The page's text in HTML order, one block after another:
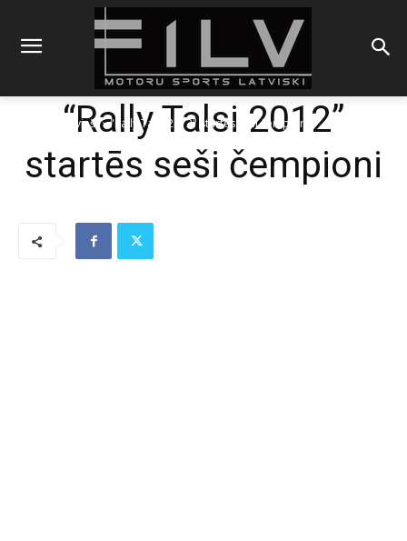
Latvieši "Rally Talsi 2012" startēs seši čempioni
“Rally Talsi 2012”
startēs seši čempioni